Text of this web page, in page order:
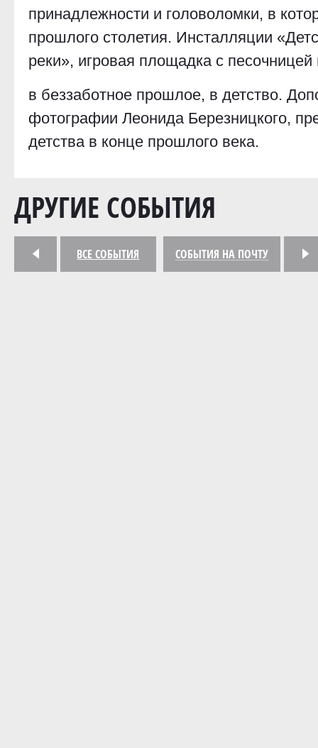
принадлежности и головоломки, в
прошлого столетия. Инсталляции
реки», игровая площадка с
в беззаботное прошлое, в детство.
фотографии Леонида Березницкого,
детства в конце прошлого века.
ДРУГИЕ СОБЫТИЯ
<
ВСЕ СОБЫТИЯ СОБЫТИЯ НА ПОЧТУ